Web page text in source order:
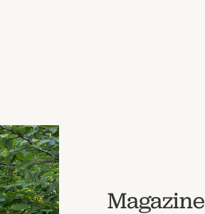
Magazine